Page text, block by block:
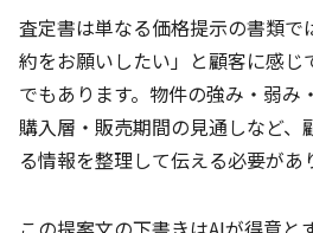
査定書は単なる価格提示の書類
約をお願いしたい」と顧客に感じ
でもあります。物件の強み・弱み
購入層・販売期間の見通しなど
る情報を整理して伝える必要があ